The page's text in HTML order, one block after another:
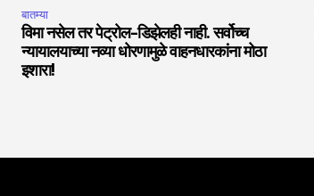
बातम्या
विमा नसेल तर पेट्रोल-डिझेलही नाही. सर्वोच्च
न्यायालयाच्या नव्या धोरणामुळे वाहनधारकांना मोठा
इशारा!